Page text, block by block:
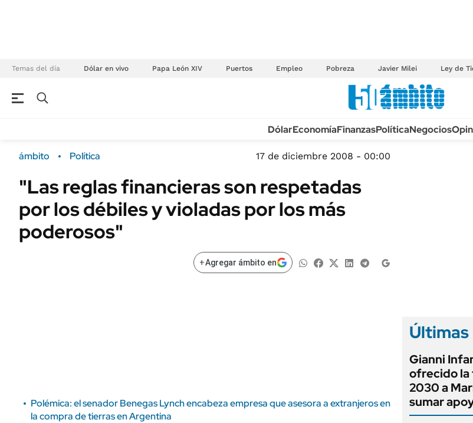
Temas del día Dólar en vivo Papa León XIV Puertos Empleo Pobreza Javier Milei Ley de
Campo
FINANZAS
Dólar
Sustentabilidad
Seguros
TECNOLOGÍA
MÉXICO
MUNDO
INFORMACIÓN GENERAL
DólarEconomíaFinanzasPolíticaNegocios
ámbito Política 17 de diciembre 2008 - 00:00
"Las reglas financieras son respetadas
por los débiles y violadas por los más
poderosos"
+Agregar ámbito en
Polémica: el senador Benegas Lynch encabeza empresa que asesora a extranjeros en
la compra de tierras en Argentina
Gianni
ofrecido la
2030 a
sumar